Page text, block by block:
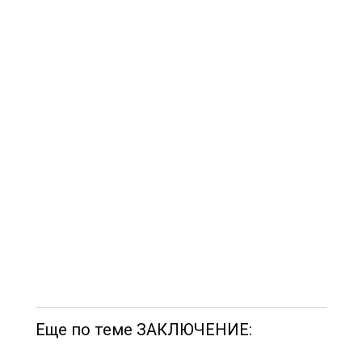
Еще по теме ЗАКЛЮЧЕНИЕ: